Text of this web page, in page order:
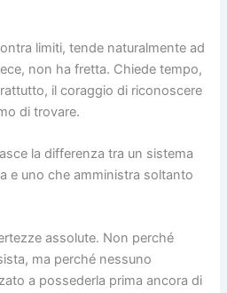
limiti, tende naturalmente ad
non ha fretta. Chiede tempo,
il coraggio di riconoscere
di trovare.
la differenza tra un sistema
e uno che amministra soltanto
assolute. Non perché
ma perché nessuno
a possederla prima ancora di